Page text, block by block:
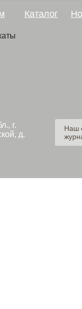
Каталог
г.
д.
Наш